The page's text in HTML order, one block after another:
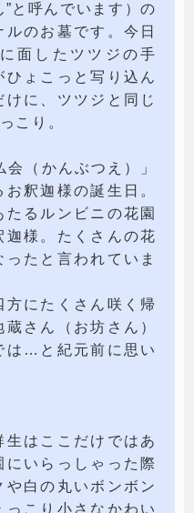
と呼んでいます）の
のお墓です。今日
面したツツジの手
ょこっと写り込ん
に、ツツジと同じ
こり。
（かんぶつえ）」
お釈迦様の誕生日。
るルンビニの花園
迦様。たくさんの花
たと言われていま
方にたくさん咲く帰
さん（お坊さん）
は…と紀元前に思い
はここだけではあ
にいらっしゃった際
白の丸いボンボン
っこり小さなかわい